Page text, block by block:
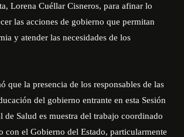
Lorena Cuéllar Cisneros, para afinar lo
las acciones de gobierno que permitan
y atender las necesidades de los
que la presencia de los responsables de las
del gobierno entrante en esta Sesión
de Salud es muestra del trabajo coordinado
con el Gobierno del Estado, particularmente